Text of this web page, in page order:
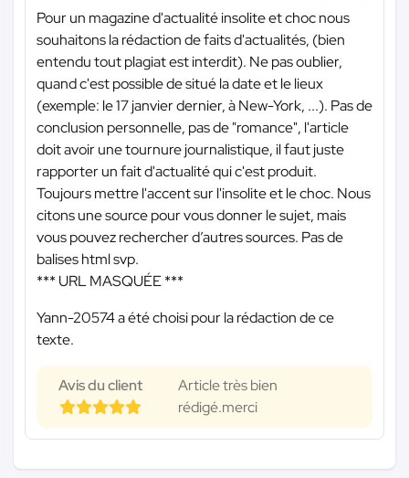
Pour un magazine d'actualité insolite et choc nous
souhaitons la rédaction de faits d'actualités, (bien
entendu tout plagiat est interdit). Ne pas oublier,
quand c'est possible de situé la date et le lieux
(exemple: le 17 janvier dernier, à New-York, ...). Pas de
conclusion personnelle, pas de "romance", l'article
doit avoir une tournure journalistique, il faut juste
rapporter un fait d'actualité qui c'est produit.
Toujours mettre l'accent sur l'insolite et le choc. Nous
citons une source pour vous donner le sujet, mais
vous pouvez rechercher d’autres sources. Pas de
balises html svp.
*** URL MASQUÉE ***
Yann-20574 a été choisi pour la rédaction de ce
texte.
Avis du client
Article très bien
rédigé.merci